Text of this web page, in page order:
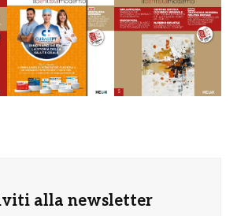
alla newsletter